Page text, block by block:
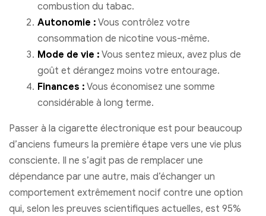
combustion du tabac.
Autonomie : Vous contrôlez votre
consommation de nicotine vous-même.
Mode de vie : Vous sentez mieux, avez plus de
goût et dérangez moins votre entourage.
Finances : Vous économisez une somme
considérable à long terme.
Passer à la cigarette électronique est pour beaucoup
d’anciens fumeurs la première étape vers une vie plus
consciente. Il ne s’agit pas de remplacer une
dépendance par une autre, mais d’échanger un
comportement extrêmement nocif contre une option
qui, selon les preuves scientifiques actuelles, est 95%